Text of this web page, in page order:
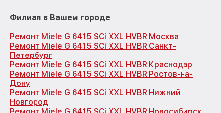
Филиал в Вашем городе
Ремонт Miele G 6415 SCi XXL HVBR Москва
Ремонт Miele G 6415 SCi XXL HVBR Санкт-
Петербург
Ремонт Miele G 6415 SCi XXL HVBR Краснодар
Ремонт Miele G 6415 SCi XXL HVBR Ростов-на-
Дону
Ремонт Miele G 6415 SCi XXL HVBR Нижний
Новгород